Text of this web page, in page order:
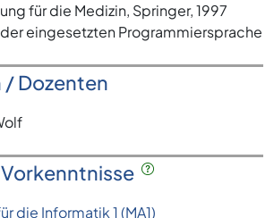
für die Medizin, Springer, 1997
eingesetzten Programmiersprache
/ Dozenten
die Informatik 1 (MA1)